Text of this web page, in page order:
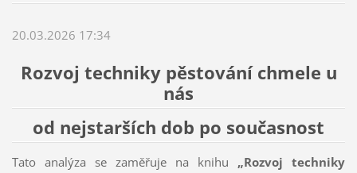
20.03.2026 17:34
Rozvoj techniky pěstování chmele u
nás
od nejstarších dob po současnost
Tato analýza se zaměřuje na knihu „Rozvoj techniky